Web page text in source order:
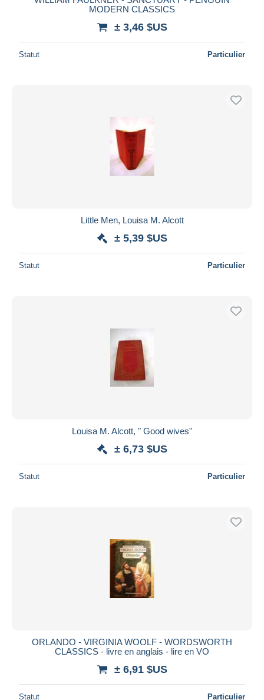
MODERN CLASSICS
± 3,46 $US
Statut Particulier
Little Men, Louisa M. Alcott
± 5,39 $US
Statut Particulier
Louisa M. Alcott, " Good wives"
± 6,73 $US
Statut Particulier
ORLANDO - VIRGINIA WOOLF - WORDSWORTH
CLASSICS - livre en anglais - lire en VO
± 6,91 $US
Statut Particulier